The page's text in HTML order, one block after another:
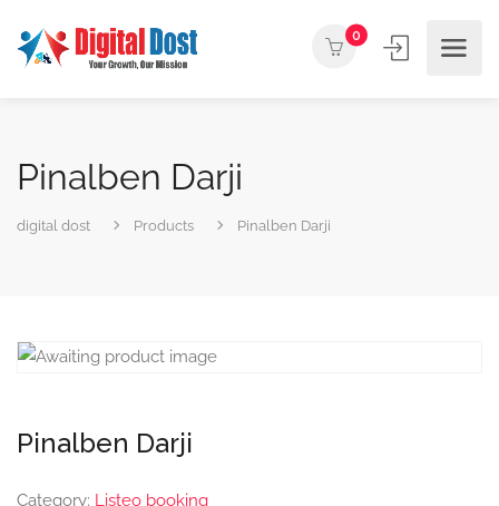
0
Pinalben Darji
digital dost Products Pinalben Darji
Pinalben Darji
Category: Listeo booking